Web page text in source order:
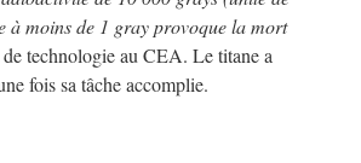
à moins de 1 gray provoque la mort
technologie au CEA. Le titane a
fois sa tâche accomplie.